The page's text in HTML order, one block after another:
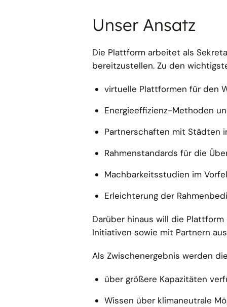
Unser Ansatz
Die Plattform arbeitet als
bereitzustellen. Zu den
virtuelle Plattformen für den
Energieeffizienz-Methoden
Partnerschaften mit Städten
Rahmenstandards für die
Machbarkeitsstudien im
Erleichterung der
Darüber hinaus will die
Initiativen sowie mit Partnern
Als Zwischenergebnis werden
über größere Kapazitäten
Wissen über klimaneutrale